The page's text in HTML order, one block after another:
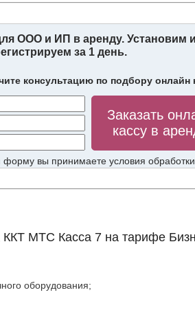
ООО и ИП в аренду. Установим и
за 1 день.
консультацию по подбору онлайн
форму вы принимаете условия обработки
МТС Касса 7 на тарифе
оборудования;